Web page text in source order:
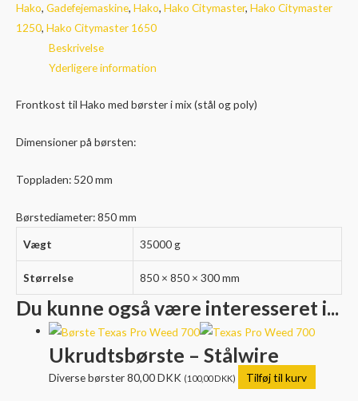
Hako, Gadefejemaskine, Hako, Hako Citymaster, Hako Citymaster
1250, Hako Citymaster 1650
Beskrivelse
Yderligere information
Frontkost til Hako med børster i mix (stål og poly)
Dimensioner på børsten:
Toppladen: 520 mm
Børstediameter: 850 mm
Vægt
35000 g
Størrelse 850 × 850 × 300 mm
Du kunne også være interesseret i...
Ukrudtsbørste – Stålwire
Diverse børster80,00DKK (100,00DKK) Tilføj til kurv